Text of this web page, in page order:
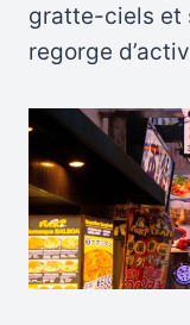
gratte-ciels et
regorge